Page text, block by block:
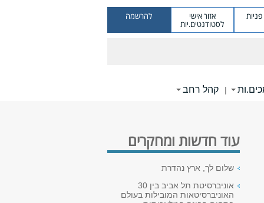
אזור אישי
לסטודנטים.יות
להרשמה
| קהל רחב
עוד חדשות ומחקרים
שלום לך, ארץ נהדרת
אוניברסיטת תל אביב בין 30
האוניברסיטאות המובילות בעולם